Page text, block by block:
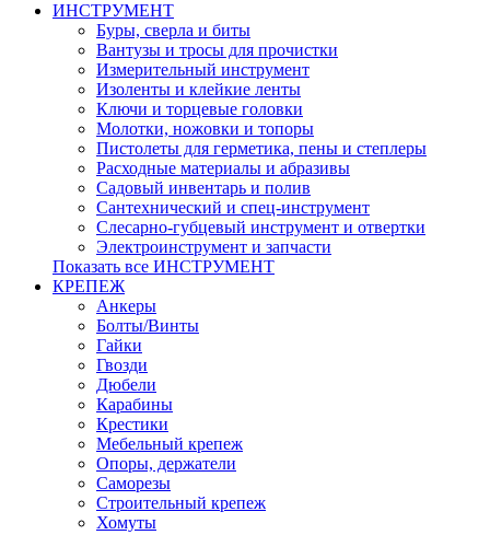
ИНСТРУМЕНТ
Буры, сверла и биты
Вантузы и тросы для прочистки
Измерительный инструмент
Изоленты и клейкие ленты
Ключи и торцевые головки
Молотки, ножовки и топоры
Пистолеты для герметика, пены и степлеры
Расходные материалы и абразивы
Садовый инвентарь и полив
Сантехнический и спец-инструмент
Слесарно-губцевый инструмент и отвертки
Электроинструмент и запчасти
Показать все ИНСТРУМЕНТ
КРЕПЕЖ
Анкеры
Болты/Винты
Гайки
Гвозди
Дюбели
Карабины
Крестики
Мебельный крепеж
Опоры, держатели
Саморезы
Строительный крепеж
Хомуты